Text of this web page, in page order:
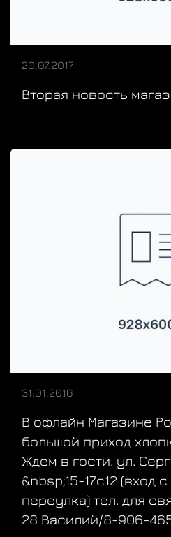
Вторая новость
20.07.2017
В офлайн Магазине
большой приход
Ждем в гости. ул.
&nbsp;15-17с12 (вход
переулка) тел. для
28 Василий/8-906-
31.01.2016